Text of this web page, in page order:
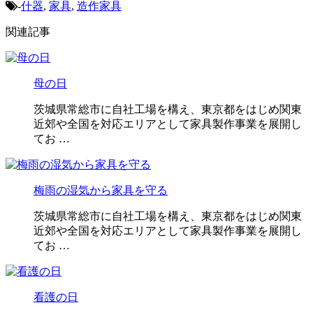
-什器, 家具, 造作家具
関連記事
母の日
茨城県常総市に自社工場を構え、東京都をはじめ関東
近郊や全国を対応エリアとして家具製作事業を展開し
てお …
梅雨の湿気から家具を守る
茨城県常総市に自社工場を構え、東京都をはじめ関東
近郊や全国を対応エリアとして家具製作事業を展開し
てお …
看護の日